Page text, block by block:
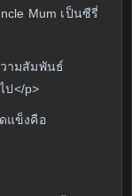
Mum เป็นซีรี่
วามสัมพันธ์
ป</p>
แข็งคือ